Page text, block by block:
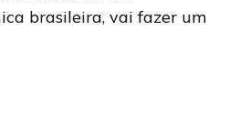
brasileira, vai fazer um